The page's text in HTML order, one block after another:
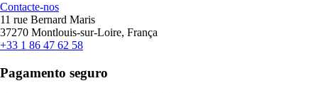
Contacte-nos
11 rue Bernard Maris
37270 Montlouis-sur-Loire, França
+33 1 86 47 62 58
Pagamento seguro